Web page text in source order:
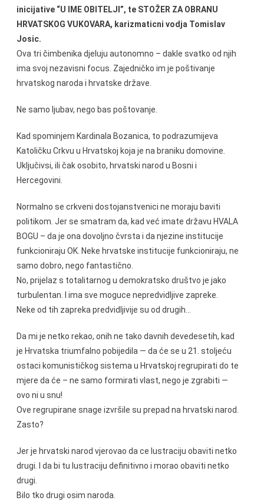
inicijative “U IME OBITELJI”, te STOŽER ZA OBRANU
HRVATSKOG VUKOVARA, karizmaticni vodja Tomislav
Josic.
Ova tri čimbenika djeluju autonomno – dakle svatko od njih
ima svoj nezavisni focus. Zajedničko im je poštivanje
hrvatskog naroda i hrvatske države.
Ne samo ljubav, nego bas poštovanje.
Kad spominjem Kardinala Bozanica, to podrazumijeva
Katoličku Crkvu u Hrvatskoj koja je na braniku domovine.
Uključivsi, ili čak osobito, hrvatski narod u Bosni i
Hercegovini.
Normalno se crkveni dostojanstvenici ne moraju baviti
politikom. Jer se smatram da, kad već imate državu HVALA
BOGU – da je ona dovoljno čvrsta i da njezine institucije
funkcioniraju OK. Neke hrvatske institucije funkcioniraju, ne
samo dobro, nego fantastično.
No, prijelaz s totalitarnog u demokratsko društvo je jako
turbulentan. I ima sve moguce nepredvidljive zapreke.
Neke od tih zapreka predvidljivije su od drugih…
Da mi je netko rekao, onih ne tako davnih devedesetih, kad
je Hrvatska triumfalno pobijedila — da će se u 21. stoljeću
ostaci komunističkog sistema u Hrvatskoj regrupirati do te
mjere da će – ne samo formirati vlast, nego je zgrabiti —
ovo ni u snu!
Ove regrupirane snage izvršile su prepad na hrvatski narod.
Zasto?
Jer je hrvatski narod vjerovao da ce lustraciju obaviti netko
drugi. I da bi tu lustraciju definitivno i morao obaviti netko
drugi.
Bilo tko drugi osim naroda.